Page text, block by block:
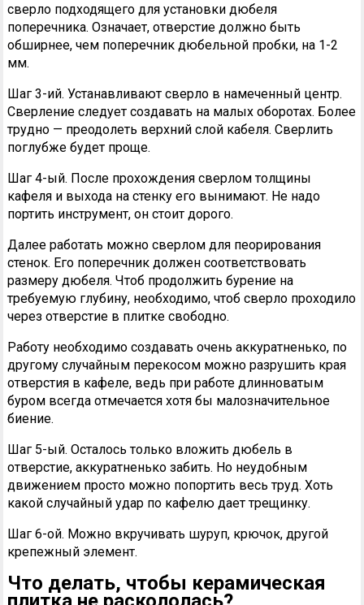
сверло подходящего для установки дюбеля
поперечника. Означает, отверстие должно быть
обширнее, чем поперечник дюбельной пробки, на 1-2
мм.
Шаг 3-ий. Устанавливают сверло в намеченный центр.
Сверление следует создавать на малых оборотах. Более
трудно — преодолеть верхний слой кабеля. Сверлить
поглубже будет проще.
Шаг 4-ый. После прохождения сверлом толщины
кафеля и выхода на стенку его вынимают. Не надо
портить инструмент, он стоит дорого.
Далее работать можно сверлом для пеорирования
стенок. Его поперечник должен соответствовать
размеру дюбеля. Чтоб продолжить бурение на
требуемую глубину, необходимо, чтоб сверло проходило
через отверстие в плитке свободно.
Работу необходимо создавать очень аккуратненько, по
другому случайным перекосом можно разрушить края
отверстия в кафеле, ведь при работе длинноватым
буром всегда отмечается хотя бы малозначительное
биение.
Шаг 5-ый. Осталось только вложить дюбель в
отверстие, аккуратненько забить. Но неудобным
движением просто можно попортить весь труд. Хоть
какой случайный удар по кафелю дает трещинку.
Шаг 6-ой. Можно вкручивать шуруп, крючок, другой
крепежный элемент.
Что делать, чтобы керамическая